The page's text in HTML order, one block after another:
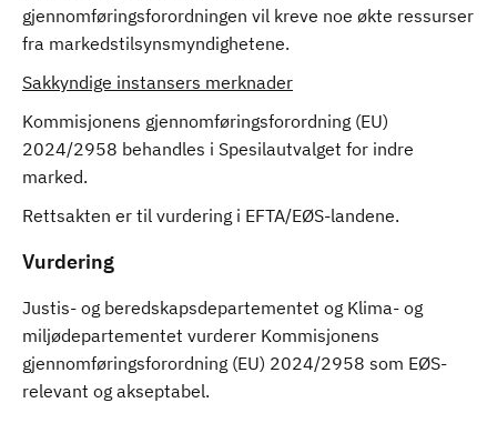
gjennomføringsforordningen vil kreve noe økte ressurser
fra markedstilsynsmyndighetene.
Sakkyndige instansers merknader
Kommisjonens gjennomføringsforordning (EU)
2024/2958 behandles i Spesilautvalget for indre
marked.
Rettsakten er til vurdering i EFTA/EØS-landene.
Vurdering
Justis- og beredskapsdepartementet og Klima- og
miljødepartementet vurderer Kommisjonens
gjennomføringsforordning (EU) 2024/2958 som EØS-
relevant og akseptabel.